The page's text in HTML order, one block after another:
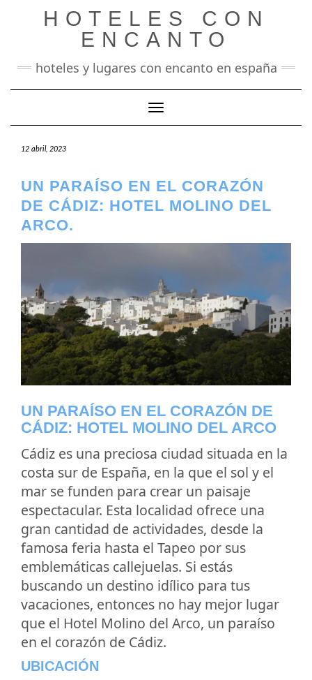
HOTELES CON
ENCANTO
hoteles y lugares con encanto en españa
Cambiar modo de navegación
12 abril, 2023
UN PARAÍSO EN EL CORAZÓN
DE CÁDIZ: HOTEL MOLINO DEL
ARCO.
UN PARAÍSO EN EL CORAZÓN DE
CÁDIZ: HOTEL MOLINO DEL ARCO
Cádiz es una preciosa ciudad situada en la
costa sur de España, en la que el sol y el
mar se funden para crear un paisaje
espectacular. Esta localidad ofrece una
gran cantidad de actividades, desde la
famosa feria hasta el Tapeo por sus
emblemáticas callejuelas. Si estás
buscando un destino idílico para tus
vacaciones, entonces no hay mejor lugar
que el Hotel Molino del Arco, un paraíso
en el corazón de Cádiz.
UBICACIÓN